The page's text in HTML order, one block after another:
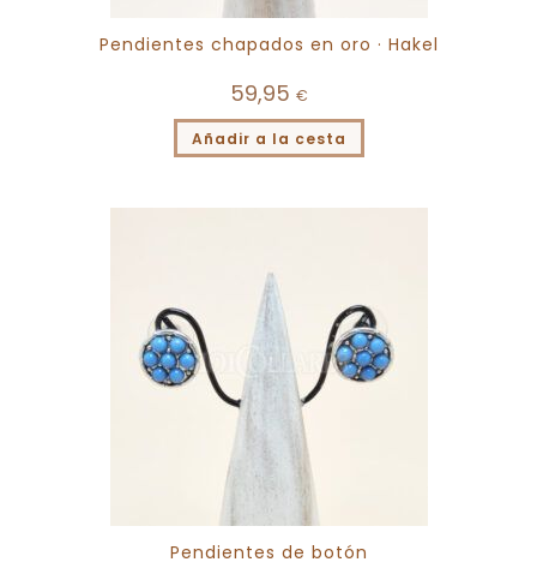
Pendientes chapados en oro · Hakel
59,95 €
Añadir a la cesta
Pendientes de botón